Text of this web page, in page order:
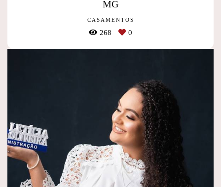
MG
CASAMENTOS
268 0